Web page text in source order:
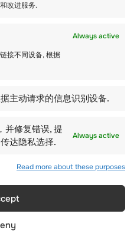
改进服务.
Always active
接不同设备, 根据
主动请求的信息识别设备.
并修复错误, 提
达隐私选择.
Always active
Read more about these purposes